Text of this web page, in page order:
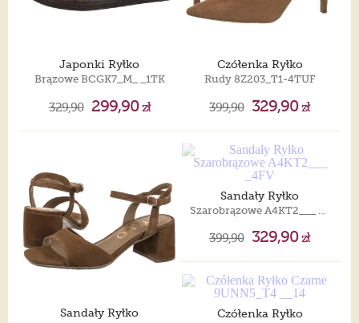
Japonki Ryłko
Brązowe BCGK7_M_ _1TK
329,90 299,90zł
Czółenka Ryłko
Rudy 8Z203_T1-4TUF
399,90 329,90zł
Sandały Ryłko
Sandały Ryłko
399,90 329,90zł
Czółenka Ryłko